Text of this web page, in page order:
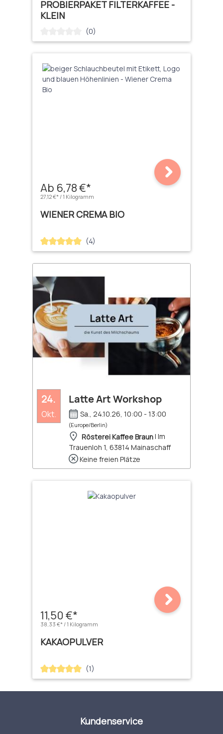
PROBIERPAKET FILTERKAFFEE -
KLEIN
Durchschnittliche Bewertung von 0 von 5 Sternen
(0)
Ab 6,78 €*
27,12 €* / 1 Kilogramm
WIENER CREMA BIO
Durchschnittliche Bewertung von 5 von 5 Sternen
(4)
24.
Okt.
Latte Art Workshop
Sa., 24.10.26, 10:00 - 13:00
(Europe/Berlin)
Rösterei Kaffee Braun| Im
Trauenloh 1, 63814 Mainaschaff
Keine freien Plätze
11,50 €*
38,33 €* / 1 Kilogramm
KAKAOPULVER
Durchschnittliche Bewertung von 5 von 5 Sternen
(1)
Kundenservice